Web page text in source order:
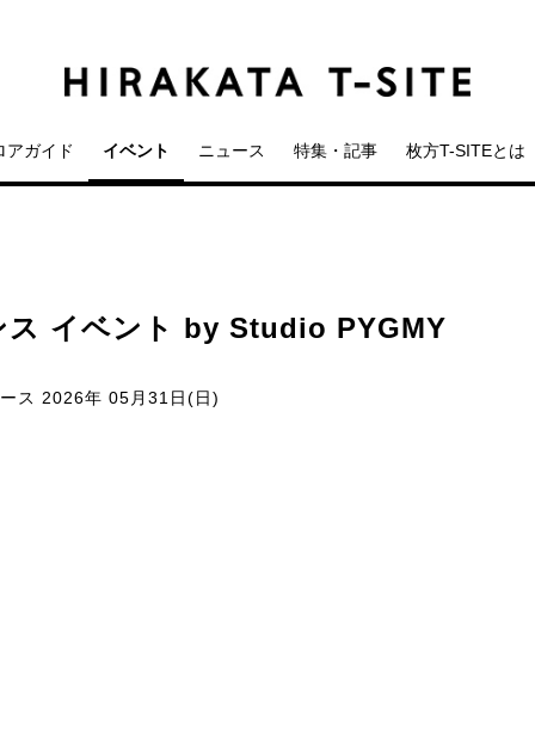
アガイド イベント ニュース 特集・記事 枚方T-SITEとは
ス イベント by Studio PYGMY
ス 2026年 05月31日(日)